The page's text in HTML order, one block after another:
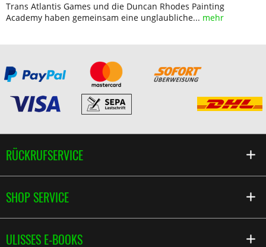
Trans Atlantis Games und die Duncan Rhodes Painting
Academy haben gemeinsam eine unglaubliche... mehr
RÜCKRUFSERVICE
SHOP SERVICE
ULISSES E-BOOKS